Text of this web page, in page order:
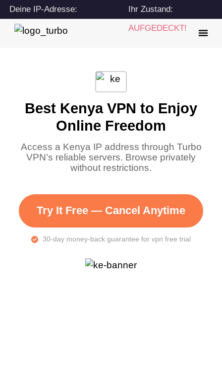
Deine IP-Adresse:
216.73.217.55
Ihr Zustand:
AUFGEDECKT!
Best Kenya VPN to Enjoy
Online Freedom
Access a Kenya IP address through Turbo
VPN’s reliable servers. Browse privately
without restrictions.
Try It Free — Cancel Anytime
30-day money-back guarantee for vpn free trial